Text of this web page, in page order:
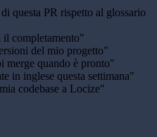
questa PR rispetto al glossario
il completamento"
del mio progetto"
merge quando è pronto"
in inglese questa settimana"
codebase a Locize"